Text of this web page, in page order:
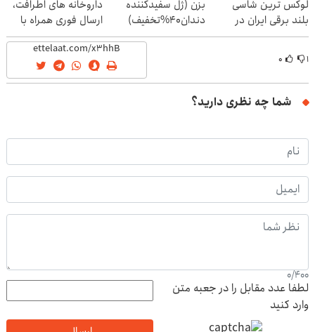
لوکس ترین شاسی
بلند برقی ایران در
باشگاه انقلاب
بزن (ژل سفیدکننده
دندان40%تخفیف)
داروخانه های اطرافت،
ارسال فوری همراه با
پک یخ!
۱ ۰
شما چه نظری دارید؟
0/400
لطفا عدد مقابل را در جعبه متن
وارد کنید